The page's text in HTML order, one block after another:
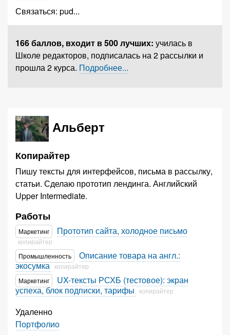
Связаться: pud...
166 баллов, входит в 500 лучших: училась в
Школе редакторов, подписалась на 2 рассылки и
прошла 2 курса. Подробнее...
Альберт
Копирайтер
Пишу тексты для интерфейсов, письма в рассылку,
статьи. Сделаю прототип лендинга. Английский
Upper Intermediate.
Работы
Маркетинг Прототип сайта, холодное письмо
копирайтер
Промышленность
Описание товара на англ.:
экосумка копирайтер
Маркетинг
UX-тексты РСХБ (тестовое): экран
успеха, блок подписки, тарифы копирайтер
Удаленно
Портфолио